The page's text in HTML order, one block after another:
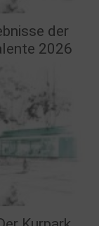
der
2026